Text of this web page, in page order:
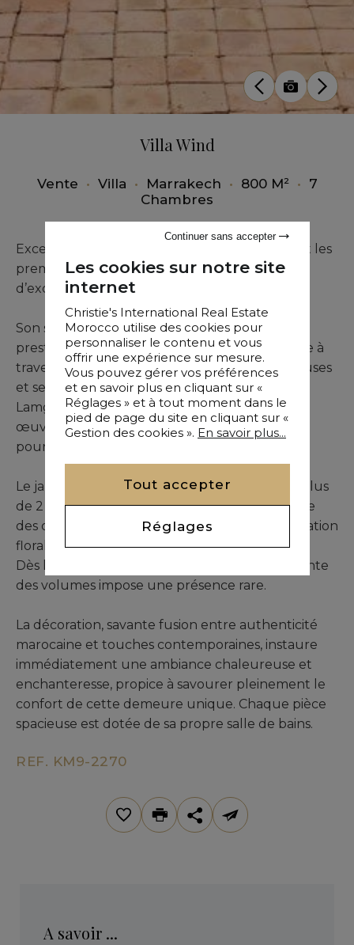
Villa Wind
Vente • Villa • Marrakech • 800 M² • 7
Chambres
Excellence, distinction et harmonie : telles sont les
premières impressions que suscite cette villa
d’exception.
Son style architectural rend hommage au
prestigieux Palais Rhoul de Marrakech, célèbre à
travers le monde pour ses colonnes majestueuses
et ses volumes généreux. L’architecte Aziz
Lamghari s’est inspiré des lignes fortes de ses
œuvres majeures, notamment le Palais Rhoul,
pour concevoir cette propriété remarquable.
Le jardin, véritable écrin luxuriant, s’étale sur plus
de 2 hectares au cœur de la Palmeraie. Il abrite
des oliviers centenaires, une abondante végétation
florale et une diversité d’arbres fruitiers.
Dès l’entrée franchie, la hauteur impressionnante
des volumes impose une présence rare.
La décoration, savante fusion entre authenticité
marocaine et touches contemporaines, instaure
immédiatement une ambiance chaleureuse et
enchanteresse, propice à savourer pleinement le
confort de cette demeure unique. Chaque pièce
spacieuse est dotée de sa propre salle de bains.
REF. KM9-2270
A savoir ...
Les cookies sur notre site
internet
Christie's International Real Estate
Morocco utilise des cookies pour
personnaliser le contenu et vous
offrir une expérience sur mesure.
Vous pouvez gérer vos préférences
et en savoir plus en cliquant sur «
Réglages » et à tout moment dans le
pied de page du site en cliquant sur «
Gestion des cookies ». En savoir plus...
Tout accepter
Réglages
Continuer sans accepter